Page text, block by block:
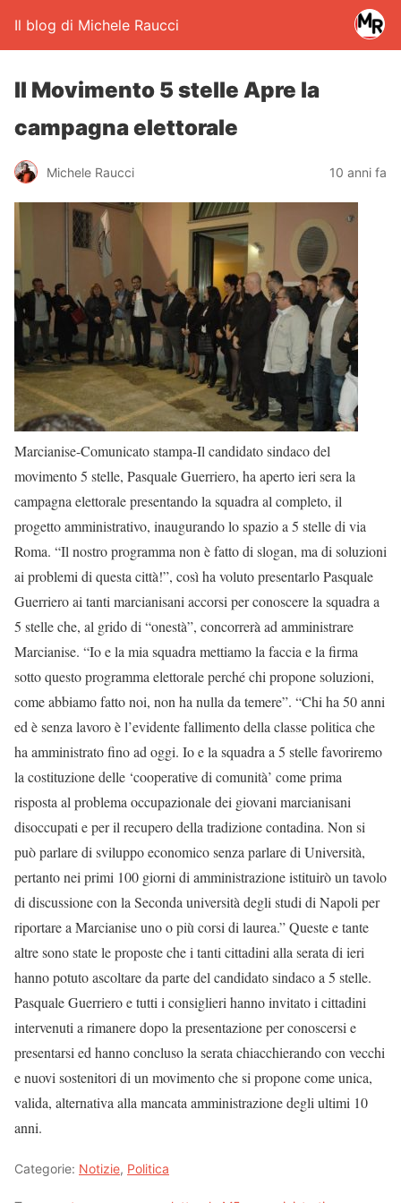
Il blog di Michele Raucci
Il Movimento 5 stelle Apre la
campagna elettorale
Michele Raucci 10 anni fa
Marcianise-Comunicato stampa-Il candidato sindaco del
movimento 5 stelle, Pasquale Guerriero, ha aperto ieri sera la
campagna elettorale presentando la squadra al completo, il
progetto amministrativo, inaugurando lo spazio a 5 stelle di via
Roma. “Il nostro programma non è fatto di slogan, ma di soluzioni
ai problemi di questa città!”, così ha voluto presentarlo Pasquale
Guerriero ai tanti marcianisani accorsi per conoscere la squadra a
5 stelle che, al grido di “onestà”, concorrerà ad amministrare
Marcianise. “Io e la mia squadra mettiamo la faccia e la firma
sotto questo programma elettorale perché chi propone soluzioni,
come abbiamo fatto noi, non ha nulla da temere”. “Chi ha 50 anni
ed è senza lavoro è l’evidente fallimento della classe politica che
ha amministrato fino ad oggi. Io e la squadra a 5 stelle favoriremo
la costituzione delle ‘cooperative di comunità’ come prima
risposta al problema occupazionale dei giovani marcianisani
disoccupati e per il recupero della tradizione contadina. Non si
può parlare di sviluppo economico senza parlare di Università,
pertanto nei primi 100 giorni di amministrazione istituirò un tavolo
di discussione con la Seconda università degli studi di Napoli per
riportare a Marcianise uno o più corsi di laurea.” Queste e tante
altre sono state le proposte che i tanti cittadini alla serata di ieri
hanno potuto ascoltare da parte del candidato sindaco a 5 stelle.
Pasquale Guerriero e tutti i consiglieri hanno invitato i cittadini
intervenuti a rimanere dopo la presentazione per conoscersi e
presentarsi ed hanno concluso la serata chiacchierando con vecchi
e nuovi sostenitori di un movimento che si propone come unica,
valida, alternativa alla mancata amministrazione degli ultimi 10
anni.
Categorie: Notizie, Politica